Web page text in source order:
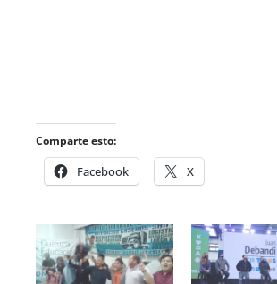
Comparte esto:
Facebook X